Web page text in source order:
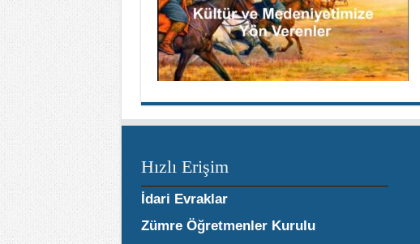
Hızlı Erişim
İdari Evraklar
Zümre Öğretmenler Kurulu